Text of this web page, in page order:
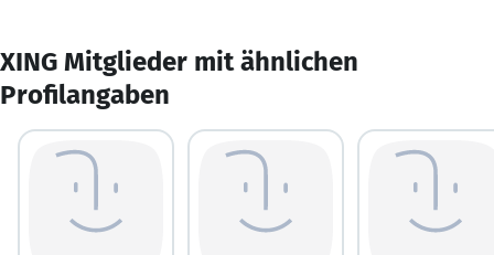
XING Mitglieder mit ähnlichen
Profilangaben